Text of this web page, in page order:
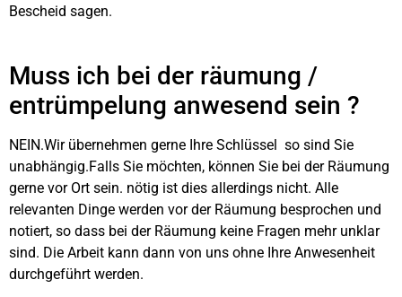
Bescheid sagen.
Muss ich bei der räumung /
entrümpelung anwesend sein ?
NEIN.Wir übernehmen gerne Ihre Schlüssel so sind Sie
unabhängig.Falls Sie möchten, können Sie bei der Räumung
gerne vor Ort sein. nötig ist dies allerdings nicht. Alle
relevanten Dinge werden vor der Räumung besprochen und
notiert, so dass bei der Räumung keine Fragen mehr unklar
sind. Die Arbeit kann dann von uns ohne Ihre Anwesenheit
durchgeführt werden.